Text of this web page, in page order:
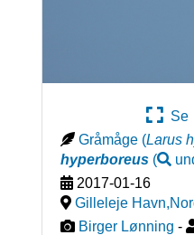
Se
Gråmåge (Larus
hyperboreus(
2017-01-16
Gilleleje
Birger Lønning -